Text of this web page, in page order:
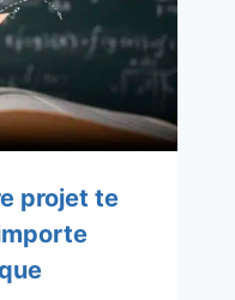
projet te